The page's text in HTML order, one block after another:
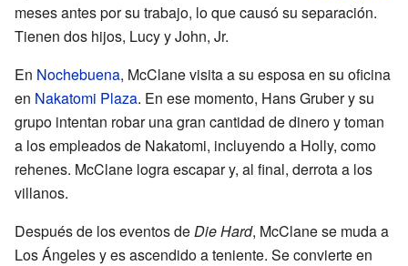
meses antes por su trabajo, lo que causó su separación.
Tienen dos hijos, Lucy y John, Jr.
En Nochebuena, McClane visita a su esposa en su oficina
en Nakatomi Plaza. En ese momento, Hans Gruber y su
grupo intentan robar una gran cantidad de dinero y toman
a los empleados de Nakatomi, incluyendo a Holly, como
rehenes. McClane logra escapar y, al final, derrota a los
villanos.
Después de los eventos deDie Hard, McClane se muda a
Los Ángeles y es ascendido a teniente. Se convierte en